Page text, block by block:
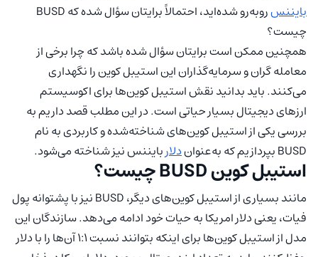
بایننس
روبه‌رو شده‌اید، احتمالاً برایتان سؤال شده که BUSD
چیست؟
همچنین ممکن است برایتان سؤال شده باشد که چرا برخی از
معامله گران و سرمایه‌گذاران این استیبل کوین را نگهداری
می‌کنند. باید بدانید نقش استیبل کوین‌ها برای اکوسیستم
ارزهای دیجیتال بسیار حیاتی است. در این مطلب قصد داریم به
بررسی یکی از استیبل کوین‌های شناخته‌شده و کاربردی به نام
BUSD بپردازیم که به‌عنوان
دلاربایننس نیز شناخته می‌شود.
استیبل کوین BUSD چیست؟
مانند بسیاری از استیبل کوین‌های دیگر، BUSD نیز با پشتوانه پول
فیات، یعنی دلار امریکا به حیات خود ادامه می‌دهد. سازندگان این
مدل از استیبل کوین‌ها برای اینکه بتوانند نسبت 1:1 آن‌ها را با دلار